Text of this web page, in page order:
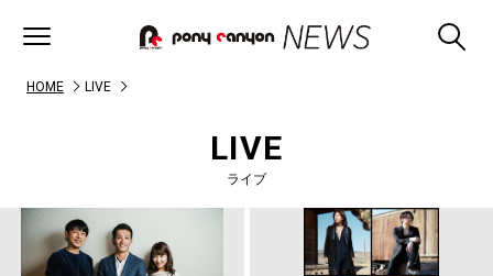
HOME LIVE
LIVE
ライブ